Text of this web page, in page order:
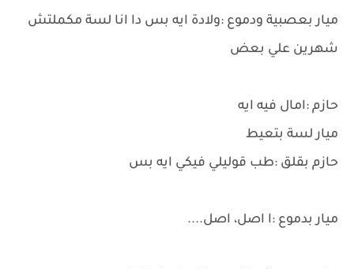
ميار بعصبية ودموع :ولادة ايه بس دا انا لسة مكملتش
شهرين علي بعض
حازم :امال فيه ايه
ميار لسة بتعيط
حازم بقلق :طب قوليلي فيكي ايه بس
ميار بدموع :ا اصل، اصل....